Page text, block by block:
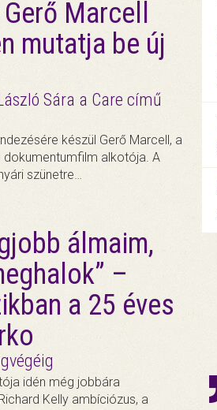
Marcell
mutatja be új
Sára a Care című
készül Gerő Marcell, a
dokumentumfilm alkotója. A
szünetre…
álmaim,
–
a 25 éves
idén még jobbára
Kelly ambíciózus, a